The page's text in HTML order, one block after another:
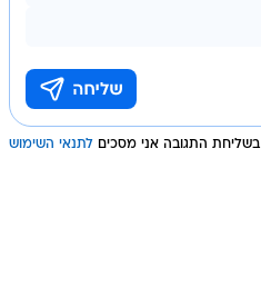
בשליחת התגובה אני מסכים לתנאי השימוש